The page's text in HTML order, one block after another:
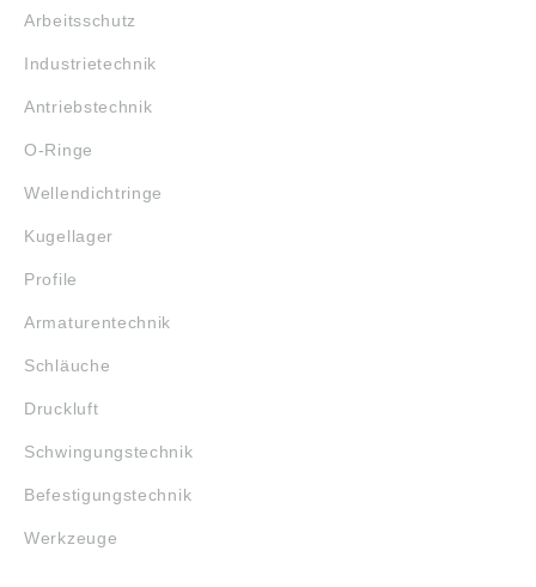
Arbeitsschutz
Industrietechnik
Antriebstechnik
O-Ringe
Wellendichtringe
Kugellager
Profile
Armaturentechnik
Schläuche
Druckluft
Schwingungstechnik
Befestigungstechnik
Werkzeuge